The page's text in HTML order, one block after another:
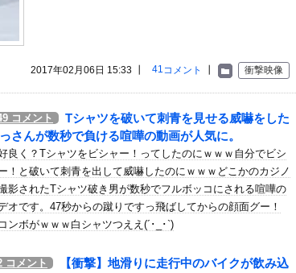
ポロリ動画、何故か叩かれる・・・
発表される
が中出し解禁
さかった
ロッタｗｗｗｗｗｗｗｗｗ
くて可愛いよな
女性とデートか？
衝撃映像
41コメント
2017年02月06日 15:33 ┃
コメント
Tシャツを破いて刺青を見せる威嚇をした
さんが数秒で負ける喧嘩の動画が人気に。
良く？Tシャツをビシャー！ってしたのにｗｗｗ自分でビシ
！と破いて刺青を出して威嚇したのにｗｗｗどこかのカジノ
影されたTシャツ破き男が数秒でフルボッコにされる喧嘩の
オです。47秒からの蹴りですっ飛ばしてからの顔面グー！
ンボがｗｗｗ白シャツつええ(´･_･`)
コメント
【衝撃】地滑りに走行中のバイクが飲み込